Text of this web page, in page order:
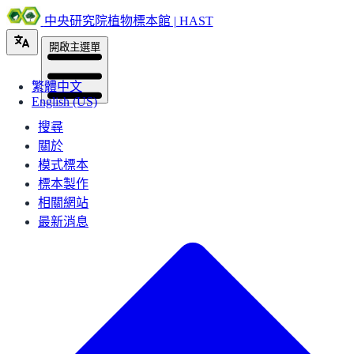
中央研究院植物標本館 | HAST
繁體中文
English (US)
開啟主選單
搜尋
關於
模式標本
標本製作
相關網站
最新消息